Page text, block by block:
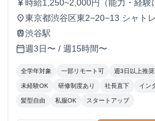
currency_yen 時給1,250~2,000円（能力・経験
place東京都渋谷区東2−20−13 シャト
train渋谷駅
calendar_today週3日〜 / 週15時間〜
全学年対象 一部リモート可 週3日以上推奨
未経験OK 研修制度あり 社長直下 イン
髪型自由 私服OK スタートアップ